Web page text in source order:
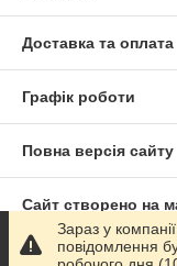
Доставка та оплата
Графік роботи
Повна версія сайту
Сайт створено на
Політика
Зараз у
повідомлення